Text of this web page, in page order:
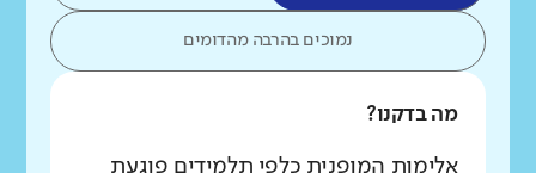
נמוכים בהרבה מהדומים
מה בדקנו?
אלימות המופנית כלפי תלמידים פוגעת